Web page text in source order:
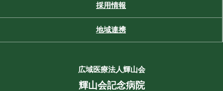
採用情報
地域連携
広域医療法人輝山会
輝山会記念病院